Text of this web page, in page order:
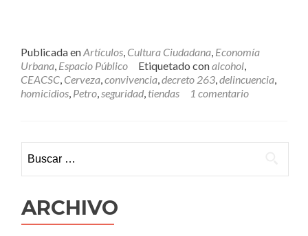
Publicada enArtículos, Cultura Ciudadana, Economía
Urbana, Espacio Público Etiquetado conalcohol,
CEACSC, Cerveza,convivencia,decreto 263,delincuencia,
homicidios, Petro,seguridad, tiendas 1 comentario
ARCHIVO